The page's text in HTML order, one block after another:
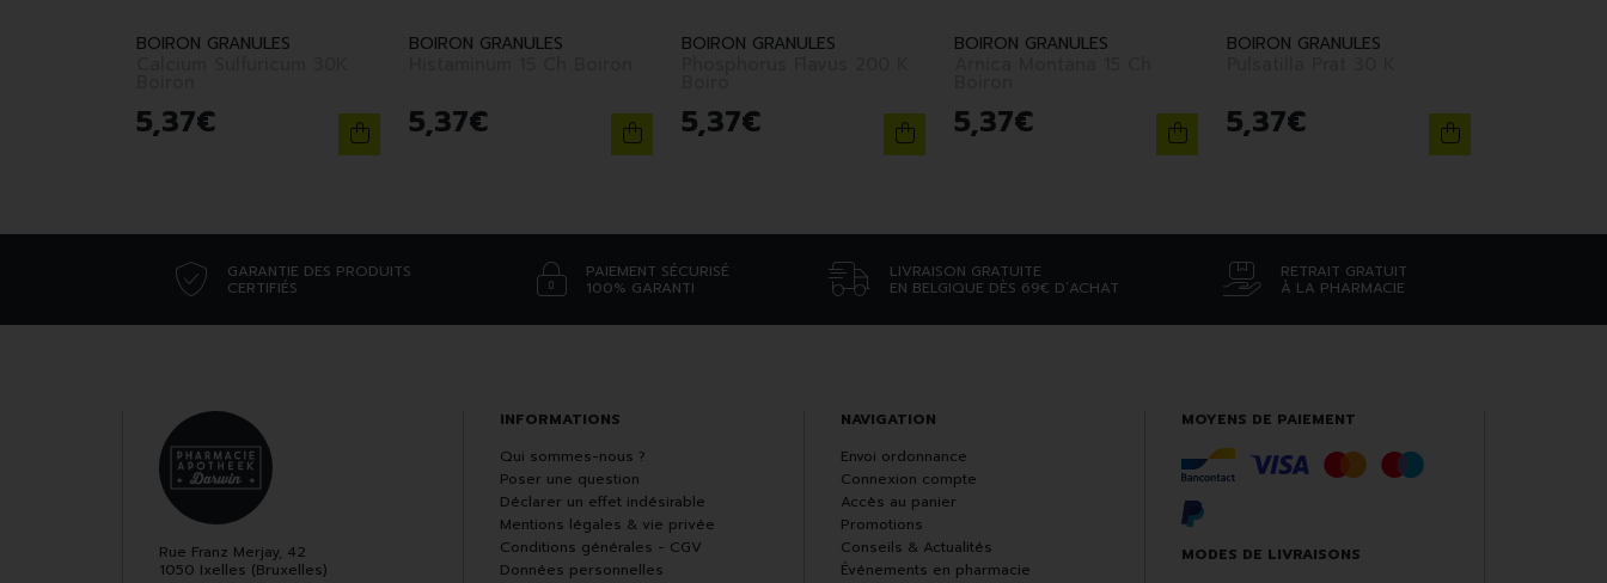
BOIRON GRANULES
5,37€
BOIRON GRANULES
5,37€
BOIRON GRANULES
5,37€
BOIRON GRANULES
5,37€
BOIRON GRANULES
5,37€
GARANTIE DES PRODUITS
CERTIFIÉS
PAIEMENT SÉCURISÉ
100% GARANTI
LIVRAISON GRATUITE
EN BELGIQUE DÈS 69€ D’ACHAT
RETRAIT GRATUIT
À LA PHARMACIE
Rue Franz Merjay, 42
1050 Ixelles (Bruxelles)
INFORMATIONS
Qui sommes-nous ?
Poser une question
Déclarer un effet indésirable
Mentions légales & vie privée
Conditions générales - CGV
Données personnelles
NAVIGATION
Envoi ordonnance
Connexion compte
Accès au panier
Promotions
Conseils & Actualités
Événements en pharmacie
MOYENS DE PAIEMENT
MODES DE LIVRAISONS